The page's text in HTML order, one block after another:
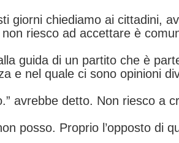
giorni chiediamo ai cittadini,
riesco ad accettare è
guida di un partito che è
e nel quale ci sono opinioni
avrebbe detto. Non riesco a
posso. Proprio l’opposto di